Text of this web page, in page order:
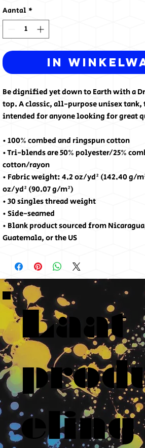
Aantal *
In
Be dignified yet down to Earth with a
top. A classic, all-purpose unisex
intended for anyone looking for great
• 100% combed and ringspun cotton
• Tri-blends are 50% polyester/25%
cotton/rayon
• Fabric weight: 4.2 oz/yd² (142.40 g/
oz/yd² (90.07 g/m²)
• 30 singles thread weight
• Side-seamed
• Blank product sourced from
Guatemala, or the US
Laat
eling